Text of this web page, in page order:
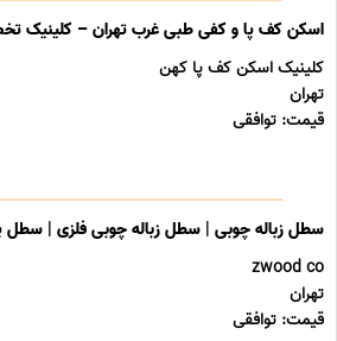
اسکن کف پا و کفی طبی غرب تهران – کلینیک
کلینیک اسکن کف پا کهن
تهران
قیمت: توافقی
سطل زباله چوبی | سطل زباله چوبی فلزی | سطل
zwood co
تهران
قیمت: توافقی